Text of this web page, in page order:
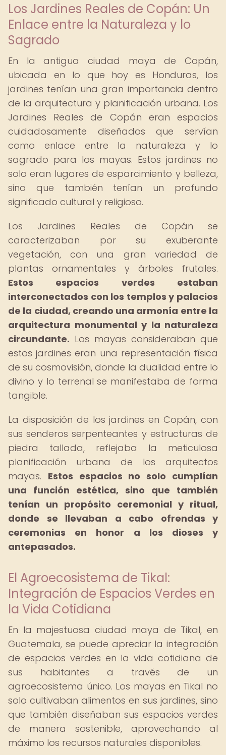
Los Jardines Reales de Copán: Un
Enlace entre la Naturaleza y lo
Sagrado
En la antigua ciudad maya de Copán,
ubicada en lo que hoy es Honduras, los
jardines tenían una gran importancia dentro
de la arquitectura y planificación urbana. Los
Jardines Reales de Copán eran espacios
cuidadosamente diseñados que servían
como enlace entre la naturaleza y lo
sagrado para los mayas. Estos jardines no
solo eran lugares de esparcimiento y belleza,
sino que también tenían un profundo
significado cultural y religioso.
Los Jardines Reales de Copán se
caracterizaban por su exuberante
vegetación, con una gran variedad de
plantas ornamentales y árboles frutales.
Estos espacios verdes estaban
interconectados con los templos y palacios
de la ciudad, creando una armonía entre la
arquitectura monumental y la naturaleza
circundante. Los mayas consideraban que
estos jardines eran una representación física
de su cosmovisión, donde la dualidad entre lo
divino y lo terrenal se manifestaba de forma
tangible.
La disposición de los jardines en Copán, con
sus senderos serpenteantes y estructuras de
piedra tallada, reflejaba la meticulosa
planificación urbana de los arquitectos
mayas. Estos espacios no solo cumplían
una función estética, sino que también
tenían un propósito ceremonial y ritual,
donde se llevaban a cabo ofrendas y
ceremonias en honor a los dioses y
antepasados.
El Agroecosistema de Tikal:
Integración de Espacios Verdes en
la Vida Cotidiana
En la majestuosa ciudad maya de Tikal, en
Guatemala, se puede apreciar la integración
de espacios verdes en la vida cotidiana de
sus habitantes a través de un
agroecosistema único. Los mayas en Tikal no
solo cultivaban alimentos en sus jardines, sino
que también diseñaban sus espacios verdes
de manera sostenible, aprovechando al
máximo los recursos naturales disponibles.